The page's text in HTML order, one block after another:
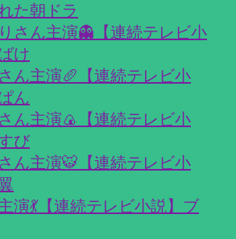
た朝ドラ
さん主演👻【連続テレビ小
け
ん主演🥖【連続テレビ小
ん
ん主演🍙【連続テレビ小
び
ん主演🐯【連続テレビ小
演💃【連続テレビ小説】ブ